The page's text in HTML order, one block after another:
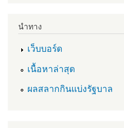
นำทาง
เว็บบอร์ด
เนื้อหาล่าสุด
ผลสลากกินแบ่งรัฐบาล